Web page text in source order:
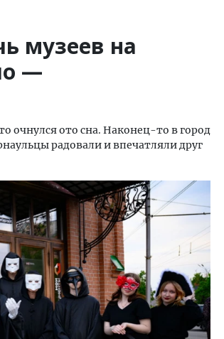
музеев на
—
очнулся ото сна. Наконец-то в город
радовали и впечатляли друг